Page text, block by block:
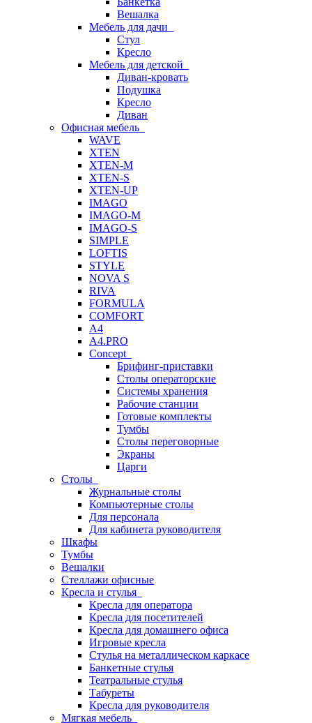
Вешалка
Мебель для дачи
Стул
Кресло
Мебель для детской
Диван-кровать
Подушка
Кресло
Диван
Офисная мебель
WAVE
XTEN
XTEN-M
XTEN-S
XTEN-UP
IMAGO
IMAGO-M
IMAGO-S
SIMPLE
LOFTIS
STYLE
NOVA S
RIVA
FORMULA
COMFORT
A4
A4.PRO
Concept
Брифинг-приставки
Столы операторские
Системы хранения
Рабочие станции
Готовые комплекты
Тумбы
Столы переговорные
Экраны
Царги
Столы
Журнальные столы
Компьютерные столы
Для персонала
Для кабинета руководителя
Шкафы
Тумбы
Вешалки
Стеллажи офисные
Кресла и стулья
Кресла для оператора
Кресла для посетителей
Кресла для домашнего офиса
Игровые кресла
Стулья на металлическом каркасе
Банкетные стулья
Театральные стулья
Табуреты
Кресла для руководителя
Мягкая мебель